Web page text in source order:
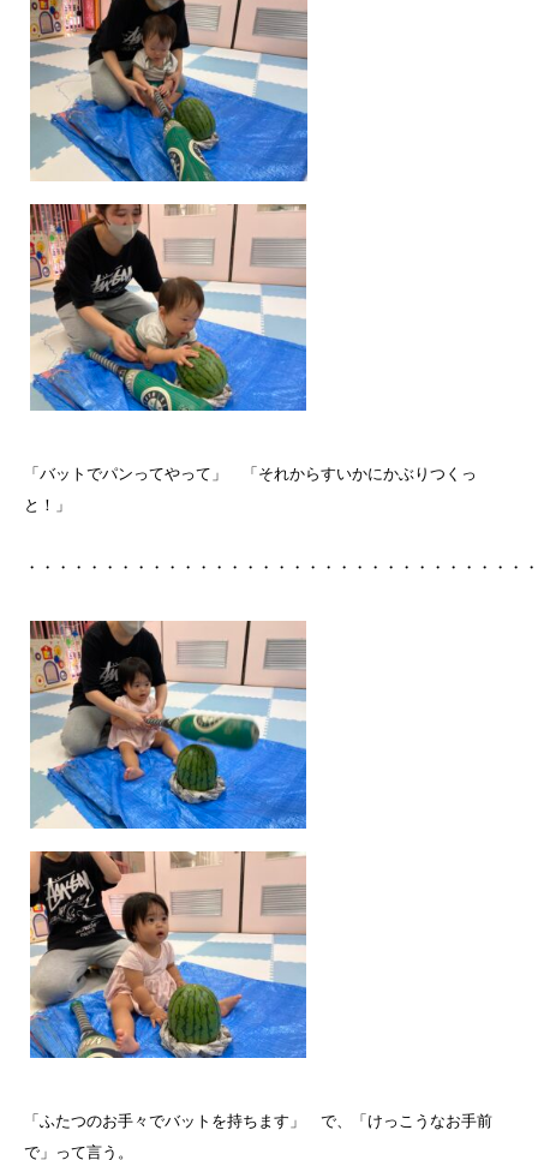
「バットでパンってやって」 「それからすいかにかぶりつくっ
と！」
・・・・・・・・・・・・・・・・・・・・・・・・・・・・・・・・
「ふたつのお手々でバットを持ちます」 で、「けっこうなお手前
で」って言う。